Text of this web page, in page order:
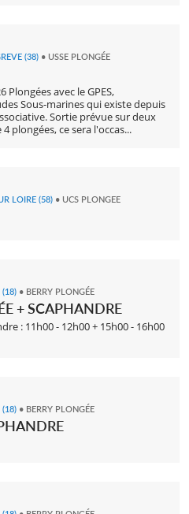
(38) • USSE PLONGÉE
Plongées avec le GPES,
Sous-marines qui existe depuis
Sortie prévue sur deux
plongées, ce sera l'occas...
LOIRE (58) • UCS PLONGEE
(18) • BERRY PLONGÉE
+ SCAPHANDRE
: 11h00 - 12h00 + 15h00 - 16h00
(18) • BERRY PLONGÉE